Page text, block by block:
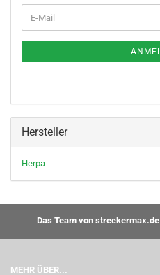
ZUR
E-
Mail
Hersteller
Herpa
Das Team von
MEHR ÜBER...